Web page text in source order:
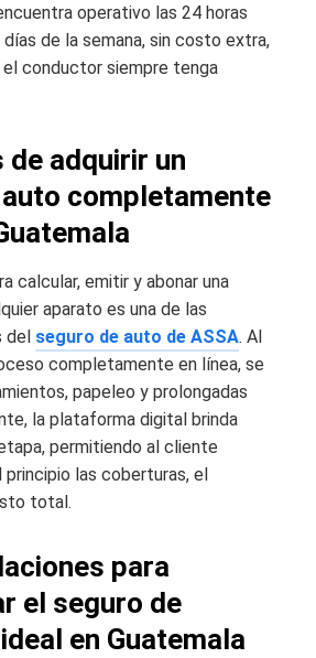
operativo las 24 horas
de la semana, sin costo extra,
el conductor siempre tenga
de adquirir un
completamente
calcular, emitir y abonar una
aparato es una de las
seguro de auto de ASSA. Al
completamente en línea, se
papeleo y prolongadas
la plataforma digital brinda
permitiendo al cliente
las coberturas, el
total.
para
el seguro de
en Guatemala